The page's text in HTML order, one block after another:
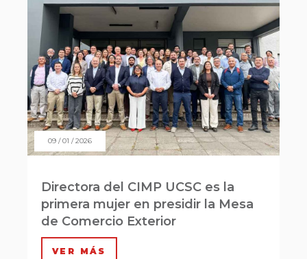
09 / 01 / 2026
Directora del CIMP UCSC es la
primera mujer en presidir la Mesa
de Comercio Exterior
VER MÁS